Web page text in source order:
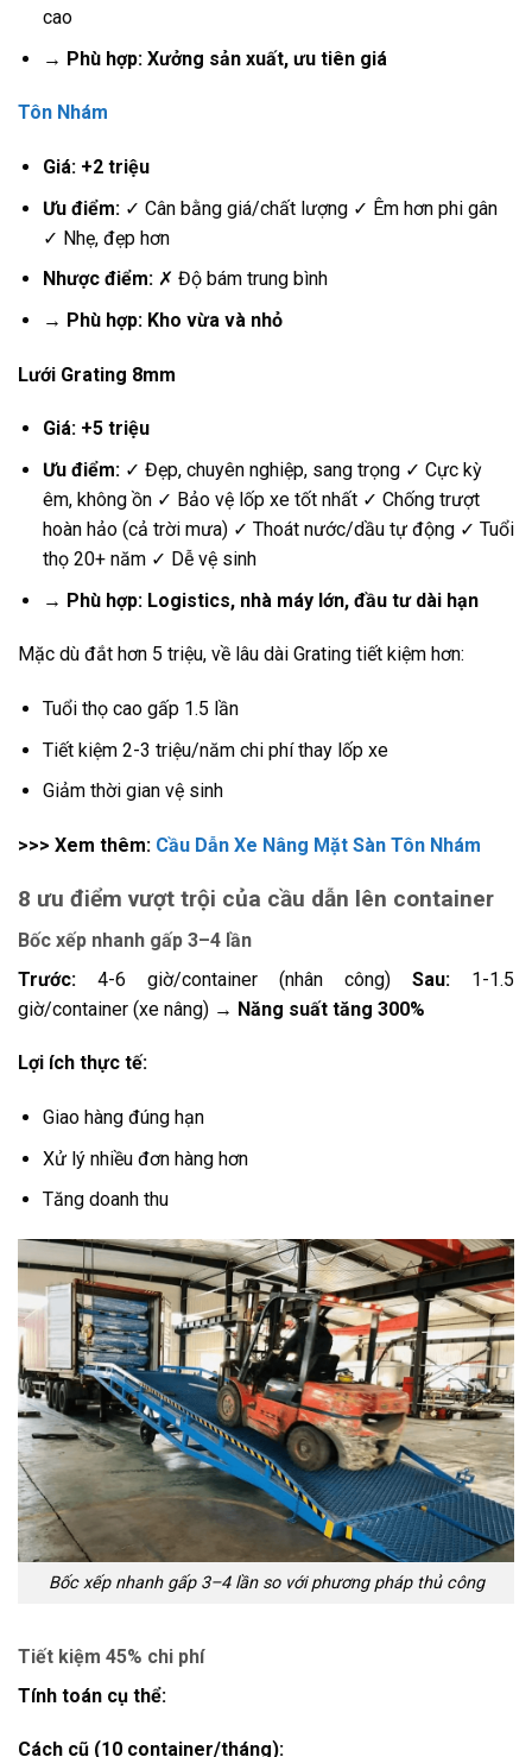
cao
→ Phù hợp: Xưởng sản xuất, ưu tiên giá
Tôn Nhám
Giá: +2 triệu
Ưu điểm:✓ Cân bằng giá/chất lượng ✓ Êm hơn phi gân
✓ Nhẹ, đẹp hơn
Nhược điểm:✗ Độ bám trung bình
→ Phù hợp: Kho vừa và nhỏ
Lưới Grating 8mm
Giá: +5 triệu
Ưu điểm:✓ Đẹp, chuyên nghiệp, sang trọng ✓ Cực kỳ
êm, không ồn ✓ Bảo vệ lốp xe tốt nhất ✓ Chống trượt
hoàn hảo (cả trời mưa) ✓ Thoát nước/dầu tự động ✓ Tuổi
thọ 20+ năm ✓ Dễ vệ sinh
→ Phù hợp: Logistics, nhà máy lớn, đầu tư dài hạn
Mặc dù đắt hơn 5 triệu, về lâu dài Grating tiết kiệm hơn:
Tuổi thọ cao gấp 1.5 lần
Tiết kiệm 2-3 triệu/năm chi phí thay lốp xe
Giảm thời gian vệ sinh
>>> Xem thêm: Cầu Dẫn Xe Nâng Mặt Sàn Tôn Nhám
8 ưu điểm vượt trội của cầu dẫn lên container
Bốc xếp nhanh gấp 3–4 lần
Trước: 4-6 giờ/container (nhân công) Sau: 1-1.5
giờ/container (xe nâng) → Năng suất tăng 300%
Lợi ích thực tế:
Giao hàng đúng hạn
Xử lý nhiều đơn hàng hơn
Tăng doanh thu
Bốc xếp nhanh gấp 3–4 lần so với phương pháp thủ công
Tiết kiệm 45% chi phí
Tính toán cụ thể:
Cách cũ (10 container/tháng):